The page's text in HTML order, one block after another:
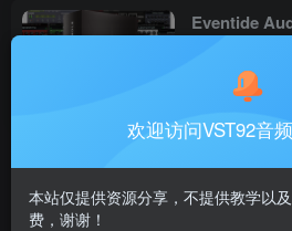
Eventide
VST插件
8个月前
欢迎访问VST92音
本站仅提供资源分享，不提供教学以
费，谢谢！